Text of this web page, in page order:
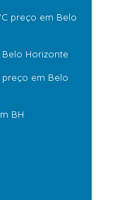
preço em Belo
Belo Horizonte
preço em Belo
BH